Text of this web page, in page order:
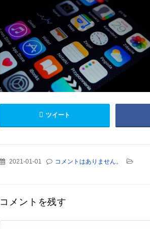
ツイート
2021-01-01 コメントはありません。
コメントを残す